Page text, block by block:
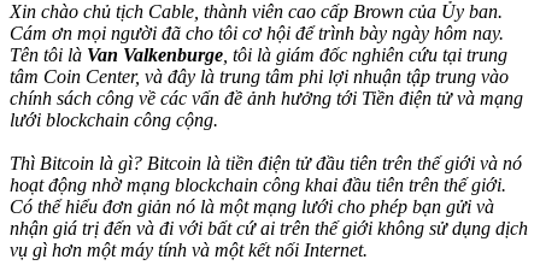
Xin chào chủ tịch Cable, thành viên cao cấp Brown của Ủy ban.
Cám ơn mọi người đã cho tôi cơ hội để trình bày ngày hôm nay.
Tên tôi là Van Valkenburge , tôi là giám đốc nghiên cứu tại trung
tâm Coin Center, và đây là trung tâm phi lợi nhuận tập trung vào
chính sách công về các vấn đề ảnh hưởng tới Tiền điện tử và mạng
lưới blockchain công cộng.
Thì Bitcoin là gì? Bitcoin là tiền điện tử đầu tiên trên thế giới và nó
hoạt động nhờ mạng blockchain công khai đầu tiên trên thế giới.
Có thể hiểu đơn giản nó là một mạng lưới cho phép bạn gửi và
nhận giá trị đến và đi với bất cứ ai trên thế giới không sử dụng dịch
vụ gì hơn một máy tính và một kết nối Internet.